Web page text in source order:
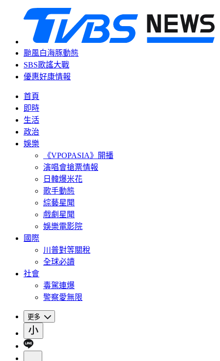
颱風白海豚動態
SBS歌謠大戰
優惠好康情報
首頁
即時
生活
政治
娛樂
《VPOPASIA》開播
演唱會搶票情報
日韓爆米花
歌手動態
綜藝星聞
戲劇星聞
娛樂電影院
國際
川普對等關稅
全球必讀
社會
毒駕連爆
警察愛無限
更多